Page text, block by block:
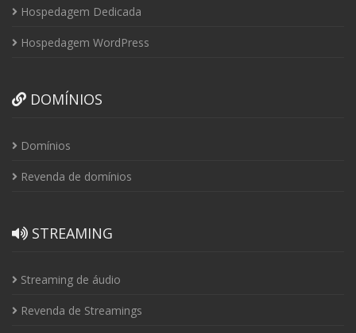
Hospedagem Dedicada
Hospedagem WordPress
DOMÍNIOS
Domínios
Revenda de domínios
STREAMING
Streaming de áudio
Revenda de Streamings